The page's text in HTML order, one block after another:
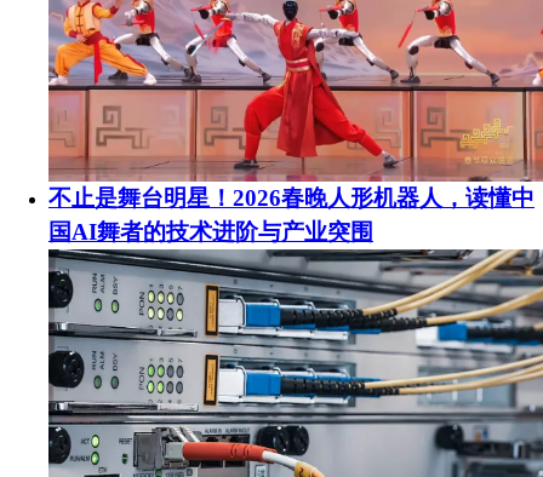
不止是舞台明星！2026春晚人形机器人，读懂中
国AI舞者的技术进阶与产业突围